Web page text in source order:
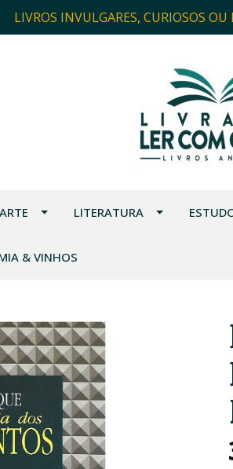
LIVROS INVULGARES, CURIOSOS
ARTE LITERATURA
& VINHOS